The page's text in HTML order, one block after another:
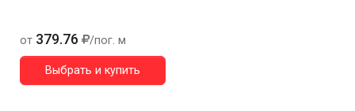
от 379.76 /пог. м
Выбрать и купить